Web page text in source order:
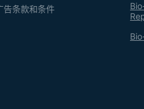
告条款和条件